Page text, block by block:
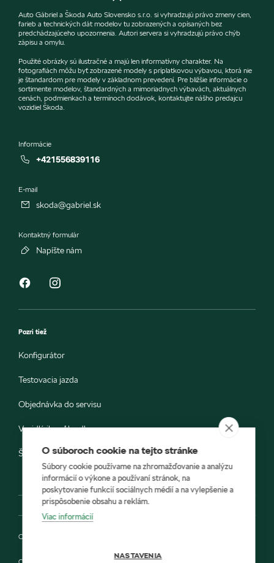
Auto Gábriel a Škoda Auto Slovensko s.r.o. si vyhradzujú právo zmeny cien,
farieb a technických dát modelov tu zobrazených a opísaných bez
predchádzajúceho upozornenia. Autori servera si vyhradzujú právo chýb
zápisu a omylu.
Použité obrázky sú ilustračné a majú len informatívny charakter. Na
fotografiách môžu byť zobrazené modely s príplatkovou výbavou, ktorá nie
je štandardom pre modely v základnom prevedení. Pre bližšie informácie o
sortimente modelov, štandardných a mimoriadnych výbavách, aktuálnych
cenách, podmienkach a termínoch dodávok, kontaktujte nášho predajcu
vozidiel Škoda.
Informácie
+421556839116
E-mail
skoda@gabriel.sk
Kontaktný formulár
Napíšte nám
Pozri tiež
Konfigurátor
Testovacia jazda
Objednávka do servisu
Vozidlá ihneď k odberu
Škoda E-shop
Ochrana osobných údajov
O súboroch cookie na tejto stránke
Súbory cookie používame na zhromažďovanie a analýzu
informácií o výkone a používaní stránok, na
poskytovanie funkcií sociálnych médií a na vylepšenie a
prispôsobenie obsahu a reklám.
Viac informácií
NASTAVENIA